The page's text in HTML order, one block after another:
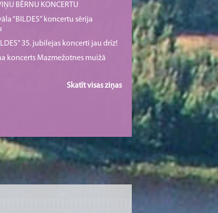
BĒRNU KONCERTU
“BILDES” koncertu sērija
35. jubilejas koncerti jau drīz!
koncerts Mazmežotnes muižā
Skatīt visas ziņas